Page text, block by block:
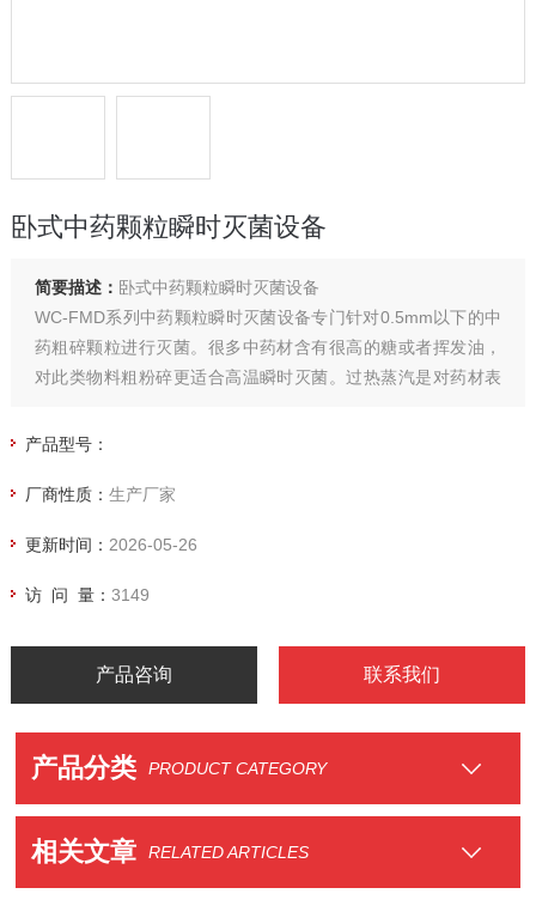
卧式中药颗粒瞬时灭菌设备
简要描述： 卧式中药颗粒瞬时灭菌设备
WC-FMD系列中药颗粒瞬时灭菌设备专门针对0.5mm以下的中
药粗碎颗粒进行灭菌。很多中药材含有很高的糖或者挥发油，
对此类物料粗粉碎更适合高温瞬时灭菌。过热蒸汽是对药材表
产品型号：
厂商性质： 生产厂家
更新时间： 2026-05-26
访 问 量： 3149
产品咨询 联系我们
产品分类 PRODUCT CATEGORY
相关文章 RELATED ARTICLES